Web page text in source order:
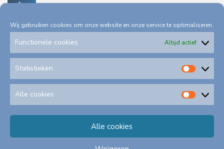
Wij gebruiken cookies om onze website en onze service te optimaliseren.
Functionele cookies Altijd actief
Statistieken
Alle cookies
Alle
Alle cookies
Privacystatement
Schadeformulieren